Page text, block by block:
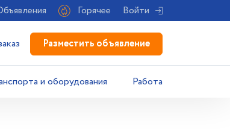
Горячее Войти
Разместить объявление
и оборудования Работа